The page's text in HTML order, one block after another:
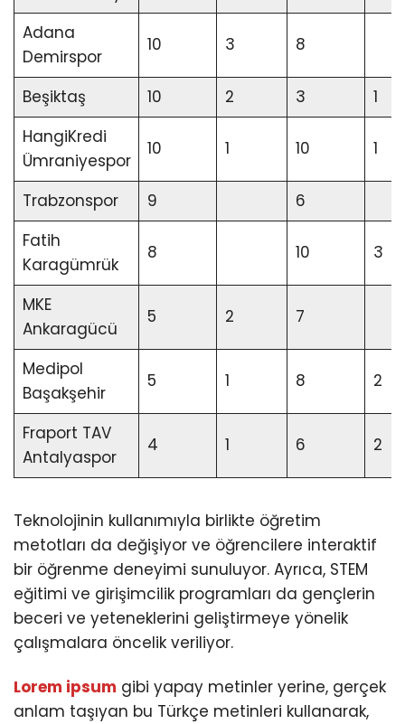
Adana
Demirspor
10 3 8
Beşiktaş 10 2 3
1
HangiKredi
Ümraniyespor
10 1 10 1
Trabzonspor 9
6
Fatih
Karagümrük
8 10 3
MKE
Ankaragücü
5 2 7
Medipol
Başakşehir
5 1 8 2
Fraport TAV
Antalyaspor
4 1 6 2
Teknolojinin kullanımıyla birlikte öğretim
metotları da değişiyor ve öğrencilere interaktif
bir öğrenme deneyimi sunuluyor. Ayrıca, STEM
eğitimi ve girişimcilik programları da gençlerin
beceri ve yeteneklerini geliştirmeye yönelik
çalışmalara öncelik veriliyor.
Lorem ipsum gibi yapay metinler yerine, gerçek
anlam taşıyan bu Türkçe metinleri kullanarak,